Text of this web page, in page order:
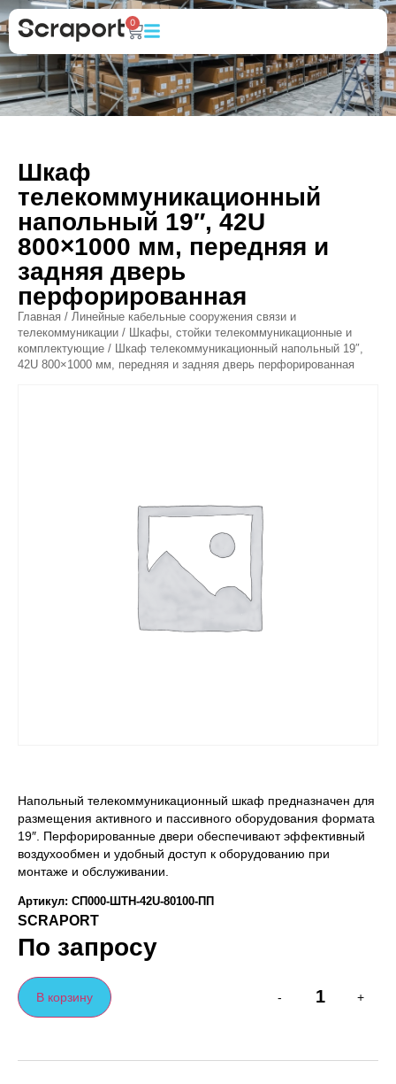
0
Шкаф
телекоммуникационный
напольный 19″, 42U
800×1000 мм, передняя и
задняя дверь
перфорированная
Главная / Линейные кабельные сооружения связи и
телекоммуникации / Шкафы, стойки телекоммуникационные и
комплектующие / Шкаф телекоммуникационный напольный 19″,
42U 800×1000 мм, передняя и задняя дверь перфорированная
Напольный телекоммуникационный шкаф предназначен для
размещения активного и пассивного оборудования формата
19″. Перфорированные двери обеспечивают эффективный
воздухообмен и удобный доступ к оборудованию при
монтаже и обслуживании.
Артикул: СП000-ШТН-42U-80100-ПП
SCRAPORT
По запросу
- +
В корзину